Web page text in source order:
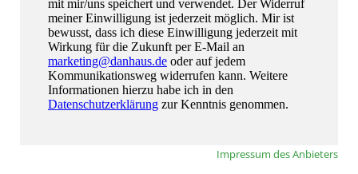
Impressum des Anbieters